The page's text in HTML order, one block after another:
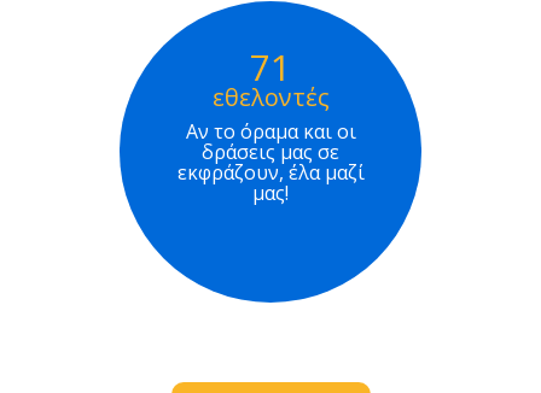
71
εθελοντές
Αν το όραμα και οι
δράσεις μας σε
εκφράζουν, έλα μαζί
μας!